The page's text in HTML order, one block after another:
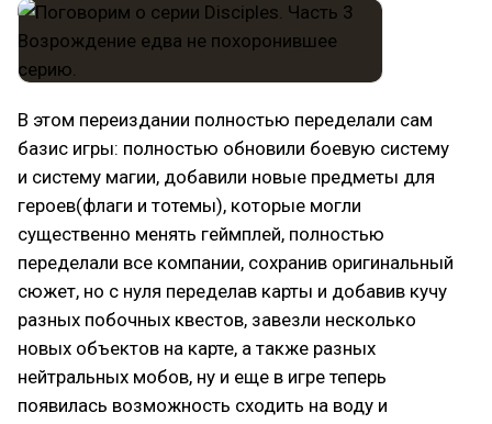
В этом переиздании полностью переделали сам
базис игры: полностью обновили боевую систему
и систему магии, добавили новые предметы для
героев(флаги и тотемы), которые могли
существенно менять геймплей, полностью
переделали все компании, сохранив оригинальный
сюжет, но с нуля переделав карты и добавив кучу
разных побочных квестов, завезли несколько
новых объектов на карте, а также разных
нейтральных мобов, ну и еще в игре теперь
появилась возможность сходить на воду и